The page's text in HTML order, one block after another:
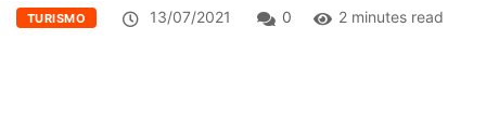
TURISMO 13/07/2021 0 2 minutes read